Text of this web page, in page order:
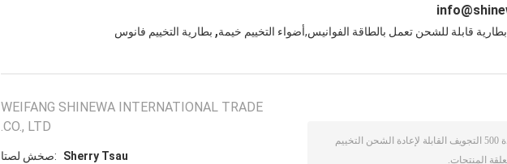
بطارية قابلة للشحن تعمل بالطاقة الفوانيس,أضواء التخييم خيمة, بطارية التخييم فانوس
WEIFANG SHINEWA INTERNATIONAL TRADE
CO., LTD.
اتصل شخص:
Sherry Tsau